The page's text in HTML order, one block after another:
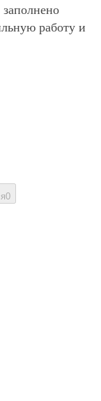
работу и
0